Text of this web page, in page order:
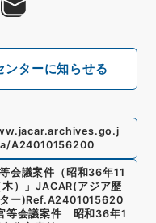
ンターに知らせる
A24010156200
会議案件（昭和36年11
）
」JACAR(アジア歴
ー)Ref.A2401015620
等会議案件 昭和36年1